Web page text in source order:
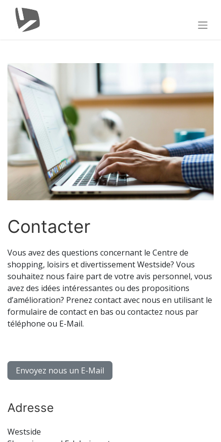
Contacter
Vous avez des questions concernant le Centre de
shopping, loisirs et divertissement Westside? Vous
souhaitez nous faire part de votre avis personnel, vous
avez des idées intéressantes ou des propositions
d’amélioration? Prenez contact avec nous en utilisant le
formulaire de contact en bas ou contactez nous par
téléphone ou E-Mail.
Envoyez nous un E-Mail
Adresse
Westside